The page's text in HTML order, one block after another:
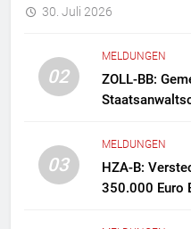
30. Juli 2026
02
MELDUNGEN
ZOLL-BB:
Zollfahndung
Drogenlabor
03
MELDUNGEN
HZA-B:
350.000 Euro